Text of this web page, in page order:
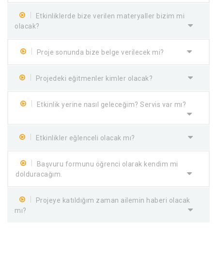
Etkinliklerde bize verilen materyaller bizim mi
olacak?
Proje sonunda bize belge verilecek mi?
Projedeki eğitmenler kimler olacak?
Etkinlik yerine nasıl geleceğim? Servis var mı?
Etkinlikler eğlenceli olacak mı?
Başvuru formunu öğrenci olarak kendim mi
dolduracağım.
Projeye katıldığım zaman ailemin haberi olacak
mı?